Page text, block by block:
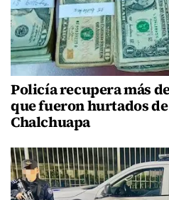
Policía recupera más
que fueron hurtados de
Chalchuapa